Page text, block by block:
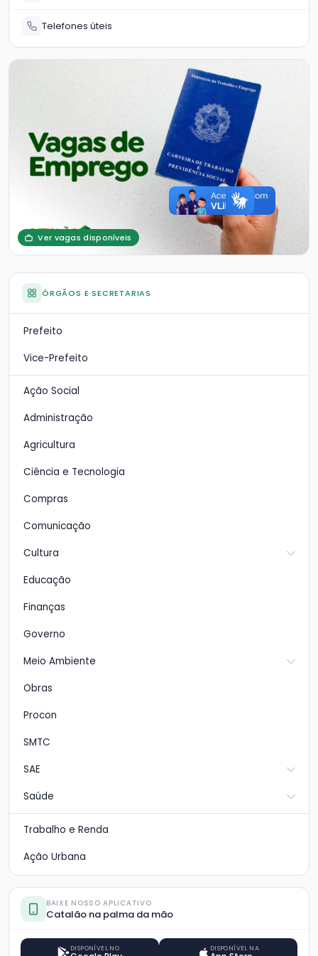
Telefones úteis
Ver vagas disponíveis
ÓRGÃOS E SECRETARIAS
Prefeito
Vice-Prefeito
Ação Social
Administração
Agricultura
Ciência e Tecnologia
Compras
Comunicação
Cultura
Educação
Finanças
Governo
Meio Ambiente
Obras
Procon
SMTC
SAE
Saúde
Trabalho e Renda
Ação Urbana
BAIXE NOSSO APLICATIVO
Catalão na palma da mão
DISPONÍVEL NO DISPONÍVEL NA